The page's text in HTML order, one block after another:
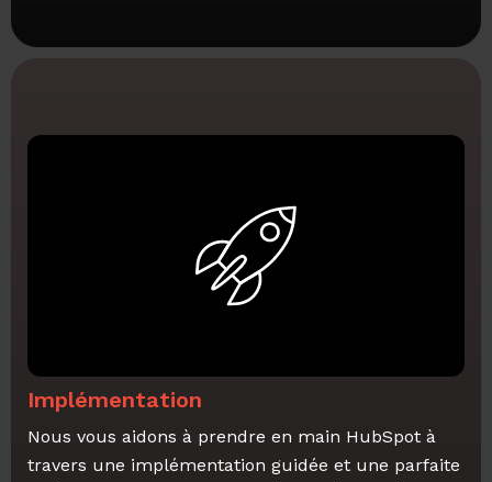
Implémentation
Nous vous aidons à prendre en main HubSpot à
travers une implémentation guidée et une parfaite